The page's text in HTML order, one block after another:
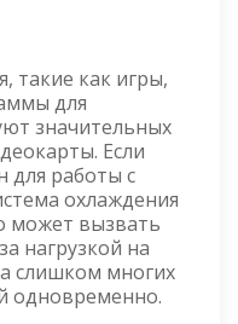
такие как игры,
для
значительных
Если
для работы с
охлаждения
может вызвать
нагрузкой на
слишком многих
одновременно.